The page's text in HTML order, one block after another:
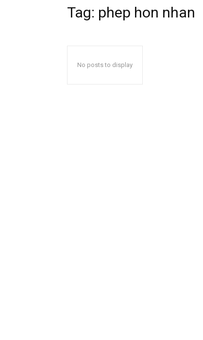
Tag: phep hon nhan
No posts to display